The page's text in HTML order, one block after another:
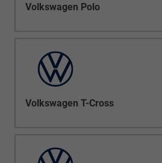
Volkswagen Polo
Volkswagen T-Cross